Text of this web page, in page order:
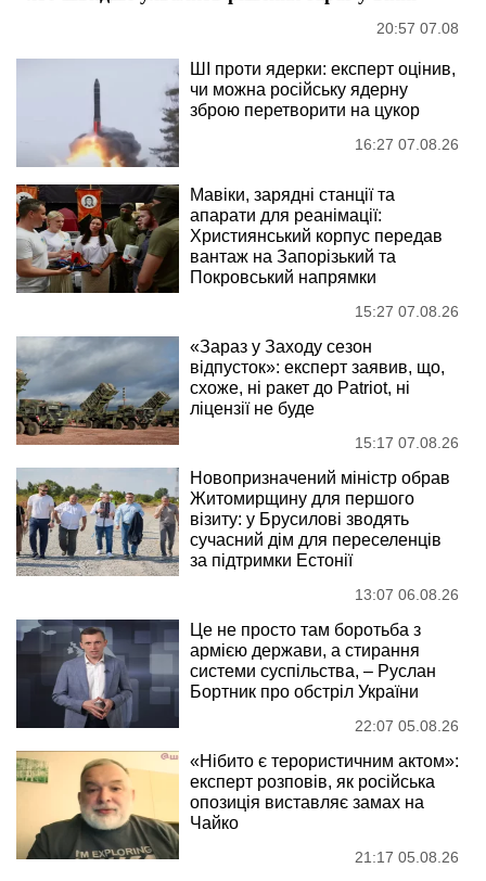
20:57 07.08
ШІ проти ядерки: експерт оцінив,
чи можна російську ядерну
зброю перетворити на цукор
16:27 07.08.26
Мавіки, зарядні станції та
апарати для реанімації:
Християнський корпус передав
вантаж на Запорізький та
Покровський напрямки
15:27 07.08.26
«Зараз у Заходу сезон
відпусток»: експерт заявив, що,
схоже, ні ракет до Patriot, ні
ліцензії не буде
15:17 07.08.26
Новопризначений міністр обрав
Житомирщину для першого
візиту: у Брусилові зводять
сучасний дім для переселенців
за підтримки Естонії
13:07 06.08.26
Це не просто там боротьба з
армією держави, а стирання
системи суспільства, – Руслан
Бортник про обстріл України
22:07 05.08.26
«Нібито є терористичним актом»:
експерт розповів, як російська
опозиція виставляє замах на
Чайко
21:17 05.08.26